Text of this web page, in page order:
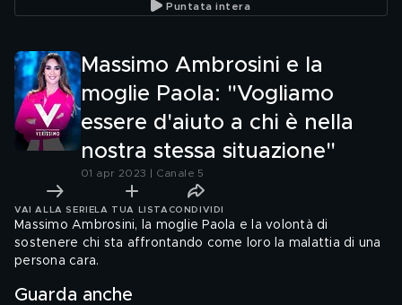
Puntata intera
Massimo Ambrosini e la
moglie Paola: "Vogliamo
essere d'aiuto a chi è nella
nostra stessa situazione"
01 apr 2023 | Canale 5
VAI ALLA SERIE LA TUA LISTA CONDIVIDI
Massimo Ambrosini, la moglie Paola e la volontà di
sostenere chi sta affrontando come loro la malattia di una
persona cara.
Guarda anche